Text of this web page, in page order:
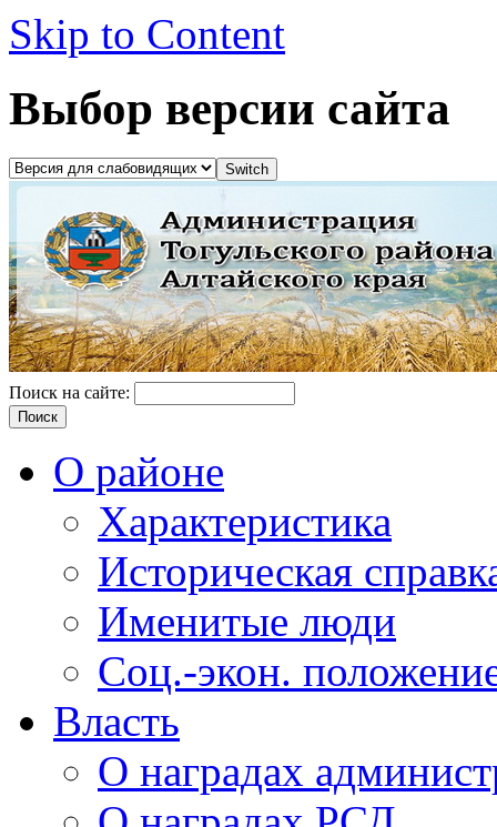
Skip to Content
Выбор версии сайта
Поиск на сайте:
О районе
Характеристика
Историческая
Именитые люди
Соц.-экон.
Власть
О наградах